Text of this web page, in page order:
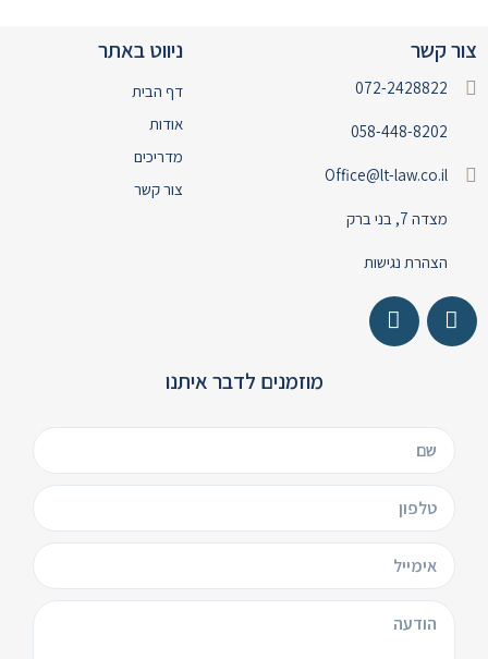
צור קשר
072-2428822
058-448-8202
Office@lt-law.co.il
מצדה 7, בני ברק
הצהרת נגישות
ניווט באתר
דף הבית
אודות
מדריכים
צור קשר
מוזמנים לדבר איתנו